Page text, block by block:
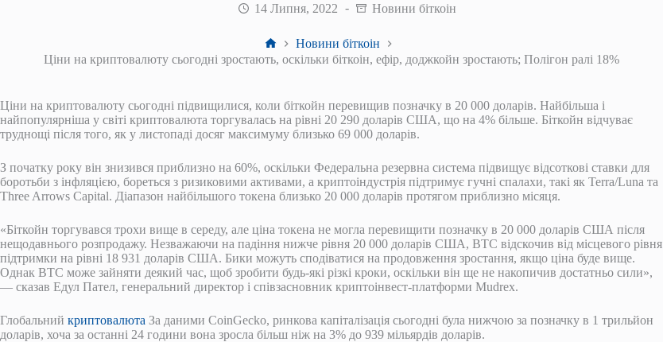
14 Липня, 2022 Новини біткоін
Головна
Новини біткоін
Ціни на криптовалюту сьогодні зростають, оскільки біткоін, ефір, доджкойн зростають; Полігон ралі 18%
Ціни на криптовалюту сьогодні підвищилися, коли біткойн перевищив позначку в 20 000 доларів. Найбільша і
найпопулярніша у світі криптовалюта торгувалась на рівні 20 290 доларів США, що на 4% більше. Біткойн відчуває
труднощі після того, як у листопаді досяг максимуму близько 69 000 доларів.
З початку року він знизився приблизно на 60%, оскільки Федеральна резервна система підвищує відсоткові ставки для
боротьби з інфляцією, бореться з ризиковими активами, а криптоіндустрія підтримує гучні спалахи, такі як Terra/Luna та
Three Arrows Capital. Діапазон найбільшого токена близько 20 000 доларів протягом приблизно місяця.
«Біткойн торгувався трохи вище в середу, але ціна токена не могла перевищити позначку в 20 000 доларів США після
нещодавнього розпродажу. Незважаючи на падіння нижче рівня 20 000 доларів США, BTC відскочив від місцевого рівня
підтримки на рівні 18 931 доларів США. Бики можуть сподіватися на продовження зростання, якщо ціна буде вище.
Однак BTC може зайняти деякий час, щоб зробити будь-які різкі кроки, оскільки він ще не накопичив достатньо сили»,
— сказав Едул Пател, генеральний директор і співзасновник криптоінвест-платформи Mudrex.
Глобальний криптовалюта За даними CoinGecko, ринкова капіталізація сьогодні була нижчою за позначку в 1 трильйон
доларів, хоча за останні 24 години вона зросла більш ніж на 3% до 939 мільярдів доларів.